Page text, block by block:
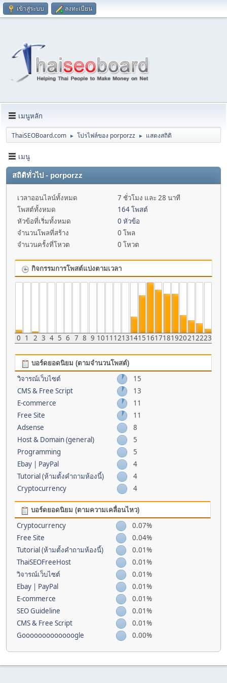
เข้าสู่ระบบ ลงทะเบียน
เมนูหลัก
ThaiSEOBoard.com ► โปรไฟล์ของ porporzz ► แสดงสถิติ
เมนู
สถิติทั่วไป - porporzz
เวลาออนไลน์ทั้งหมด
7 ชั่วโมง และ 28 นาที
โพสต์ทั้งหมด
164 โพสต์
หัวข้อที่เริ่มทั้งหมด
0 หัวข้อ
จำนวนโพลที่สร้าง
0 โพล
จำนวนครั้งที่โหวต
0 โหวต
กิจกรรมการโพสต์แบ่งตามเวลา
0 1 2 3 4 5 6 7 8 9 1011 121314151617181920212223
บอร์ดยอดนิยม (ตามจำนวนโพสต์)
วิจารณ์เว็บไซต์
15
CMS & Free Script
13
E-commerce
11
Free Site
11
Adsense
8
Host & Domain (general)
5
Programming
5
Ebay | PayPal
4
Tutorial (ห้ามตั้งคำถามห้องนี้)
4
Cryptocurrency
4
บอร์ดยอดนิยม (ตามความเคลื่อนไหว)
Cryptocurrency
0.07%
Free Site
0.04%
Tutorial (ห้ามตั้งคำถามห้องนี้)
0.01%
ThaiSEOFreeHost
0.01%
วิจารณ์เว็บไซต์
0.01%
Ebay | PayPal
0.01%
E-commerce
0.01%
SEO Guideline
0.01%
CMS & Free Script
0.01%
Gooooooooooooogle
0.00%